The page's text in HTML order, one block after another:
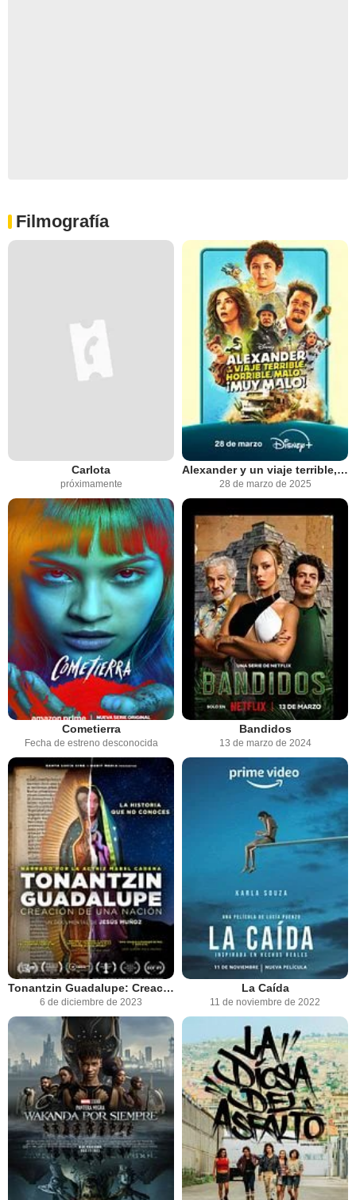
Filmografía
Carlota
próximamente
Alexander y un viaje terrible, horrible, malo... ¡Muy malo!
28 de marzo de 2025
Cometierra
Fecha de estreno desconocida
Bandidos
13 de marzo de 2024
Tonantzin Guadalupe: Creación de una nación
6 de diciembre de 2023
La Caída
11 de noviembre de 2022